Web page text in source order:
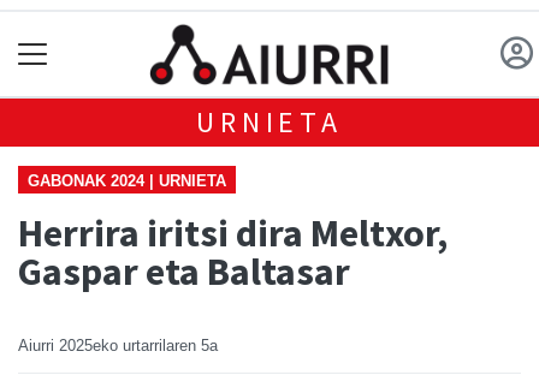
URNIETA
GABONAK 2024 | URNIETA
Herrira iritsi dira Meltxor,
Gaspar eta Baltasar
Aiurri 2025eko urtarrilaren 5a